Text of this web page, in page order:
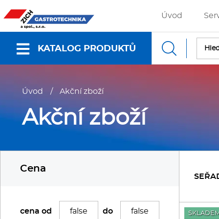
Úvod
KATALOG PRODUKTŮ
Nabídky a katalogy
Gastronádoby
Úvod / Akční zboží
Akční zboží
Cena
cena od do